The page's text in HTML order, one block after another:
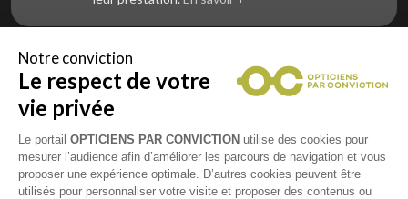
Vous êtes un professionnel de la vue et
vous souhaitez nous rejoindre ?
Contactez Alliance Optic, la centrale d’achats et
d’accompagnement des opticiens indépendants
Notre conviction
Le respect de votre
vie privée
Le portail OPTICIENS PAR CONVICTION utilise des cookies pour
mesurer l’audience afin d’améliorer les parcours de navigation et vous
proposer une expérience optimale. D’autres cookies peuvent être
utilisés pour personnaliser votre visite et proposer des contenus ou